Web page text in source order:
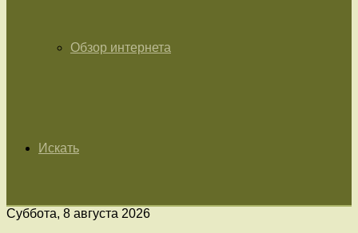
Обзор интернета
Искать
Суббота, 8 августа 2026